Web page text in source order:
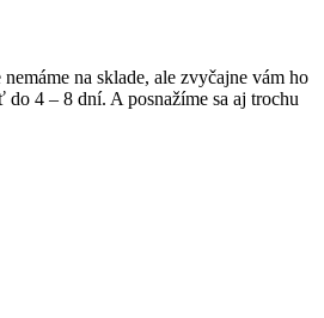
na sklade, ale zvyčajne vám ho
4 – 8 dní. A posnažíme sa aj trochu